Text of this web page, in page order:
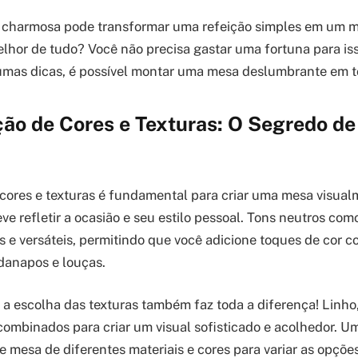
pode transformar uma refeição simples em um
de tudo? Você não precisa gastar uma fortuna para
dicas, é possível montar uma mesa deslumbrante em
de Cores e Texturas: O Segredo
e texturas é fundamental para criar uma mesa
refletir a ocasião e seu estilo pessoal. Tons neutros
e versáteis, permitindo que você adicione toques de cor
e louças.
a escolha das texturas também faz toda a diferença!
para criar um visual sofisticado e acolhedor.
mesa de diferentes materiais e cores para variar as